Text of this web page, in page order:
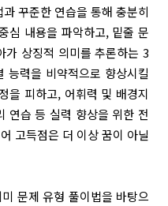
꾸준한 연습을 통해 충분히
심 내용을 파악하고, 밑줄 문
가 상징적 의미를 추론하는 3
능력을 비약적으로 향상시킬
을 피하고, 어휘력 및 배경지
연습 등 실력 향상을 위한 전
고득점은 더 이상 꿈이 아닐
문제 유형 풀이법을 바탕으